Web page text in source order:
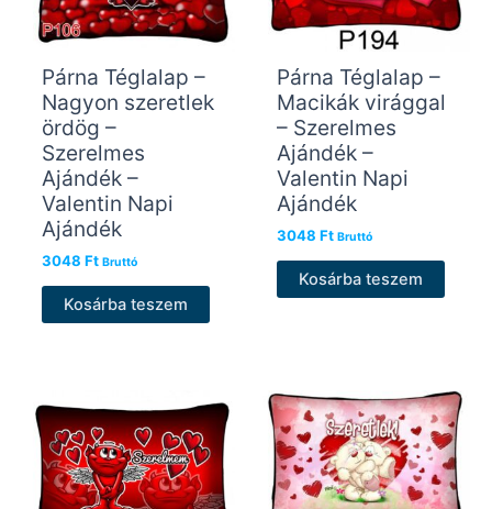
Párna Téglalap –
Nagyon szeretlek
ördög –
Szerelmes
Ajándék –
Valentin Napi
Ajándék
3048 Ft Bruttó
Kosárba teszem
Párna Téglalap –
Macikák virággal
– Szerelmes
Ajándék –
Valentin Napi
Ajándék
3048 Ft Bruttó
Kosárba teszem